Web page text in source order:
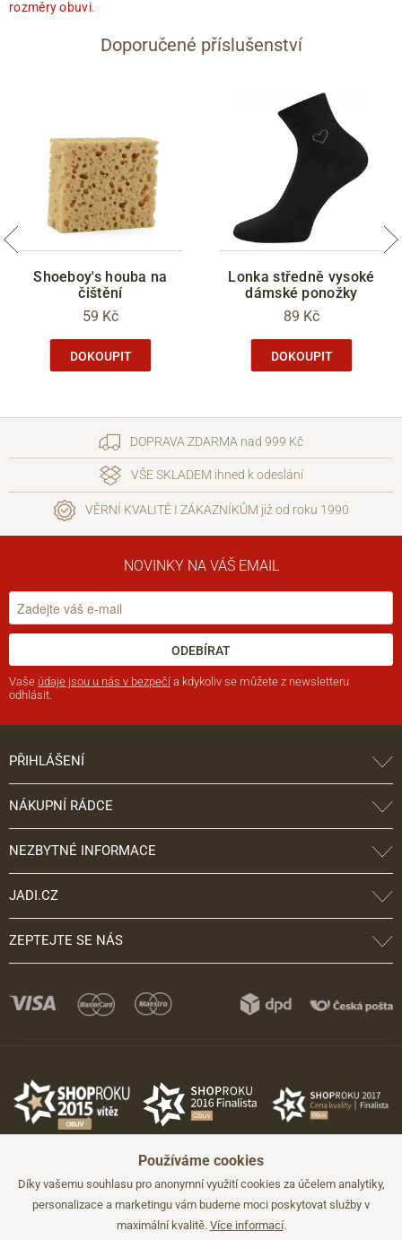
rozměry obuvi.
Doporučené příslušenství
Shoeboy's houba na
čištění
59 Kč
DOKOUPIT
Lonka středně vysoké
dámské ponožky
89 Kč
DOKOUPIT
DOPRAVA ZDARMA nad 999 Kč
VŠE SKLADEM ihned k odeslání
VĚRNÍ KVALITĚ I ZÁKAZNÍKŮM již od roku 1990
NOVINKY NA VÁŠ EMAIL
ODEBÍRAT
Vaše údaje jsou u nás v bezpečí a kdykoliv se můžete z newsletteru
odhlásit.
PŘIHLÁŠENÍ
NÁKUPNÍ RÁDCE
NEZBYTNÉ INFORMACE
JADI.CZ
ZEPTEJTE SE NÁS
©2026 JADI.cz. Užití materiálů bez souhlasu není možné.
Používáme cookies
Díky vašemu souhlasu pro anonymní využití cookies za účelem analytiky,
personalizace a marketingu vám budeme moci poskytovat služby v
maximální kvalitě. Více informací.